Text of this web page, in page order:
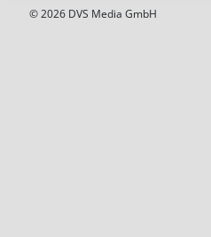
© 2026 DVS Media GmbH